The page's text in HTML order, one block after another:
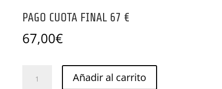
PAGO CUOTA FINAL 67 €
67,00€
CUOTA
Añadir al carrito